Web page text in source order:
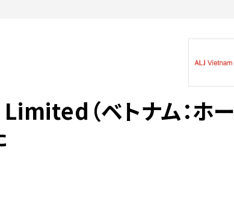
（ベトナム：ホー